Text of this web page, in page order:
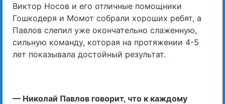
Виктор Носов и его отличные помощники
Гошкодеря и Момот собрали хороших ребят, а
Павлов слепил уже окончательно слаженную,
сильную команду, которая на протяжении 4-5
лет показывала достойный результат.
— Николай Павлов говорит, что к каждому